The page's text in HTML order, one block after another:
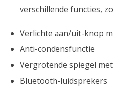
verschillende functies,
Verlichte aan/uit-knop
Anti-condensfunctie
Vergrotende spiegel
Bluetooth-luidsprekers